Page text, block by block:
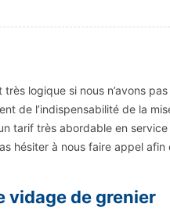
logique si nous n’avons
de l’indispensabilité de la
tarif très abordable en
hésiter à nous faire appel afin
vidage de grenier